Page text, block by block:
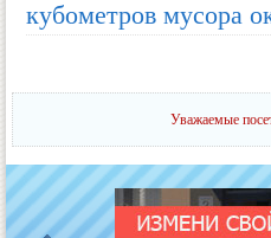
кубометров мусора
Уважаемые